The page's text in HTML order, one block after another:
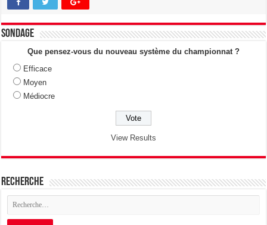
Sondage
Que pensez-vous du nouveau système du championnat ?
Efficace
Moyen
Médiocre
View Results
Recherche